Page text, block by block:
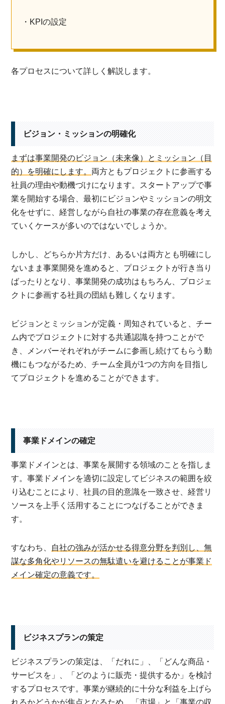
・KPIの設定
各プロセスについて詳しく解説します。
ビジョン・ミッションの明確化
まずは事業開発のビジョン（未来像）とミッション（目
的）を明確にします。 両方ともプロジェクトに参画する
社員の理由や動機づけになります。スタートアップで事
業を開始する場合、最初にビジョンやミッションの明文
化をせずに、経営しながら自社の事業の存在意義を考え
ていくケースが多いのではないでしょうか。
しかし、どちらか片方だけ、あるいは両方とも明確にし
ないまま事業開発を進めると、プロジェクトが行き当り
ばったりとなり、事業開発の成功はもちろん、プロジェ
クトに参画する社員の団結も難しくなります。
ビジョンとミッションが定義・周知されていると、チー
ム内でプロジェクトに対する共通認識を持つことがで
き、メンバーそれぞれがチームに参画し続けてもらう動
機にもつながるため、チーム全員が1つの方向を目指し
てプロジェクトを進めることができます。
事業ドメインの確定
事業ドメインとは、事業を展開する領域のことを指しま
す。事業ドメインを適切に設定してビジネスの範囲を絞
り込むことにより、社員の目的意識を一致させ、経営リ
ソースを上手く活用することにつなげることができま
す。
すなわち、 自社の強みが活かせる得意分野を判別し、無
謀な多角化やリソースの無駄遣いを避けることが事業ド
メイン確定の意義です。
ビジネスプランの策定
ビジネスプランの策定は、「だれに」、「どんな商品・
サービスを」、「どのように販売・提供するか」を検討
するプロセスです。事業が継続的に十分な利益を上げら
れるかどうかが焦点となるため、「市場」と「事業の収